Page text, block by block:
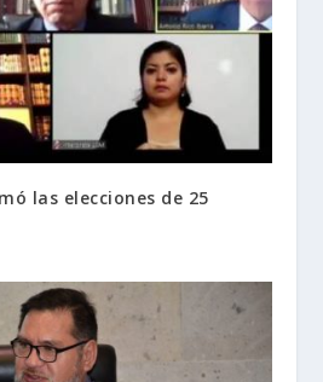
las elecciones de 25